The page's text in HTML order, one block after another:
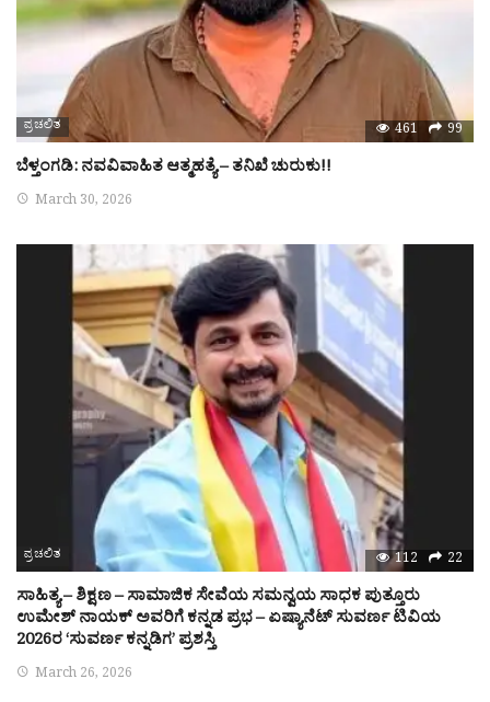
ಪ್ರಚಲಿತ 461 99
ಬೆಳ್ತಂಗಡಿ: ನವವಿವಾಹಿತ ಆತ್ಮಹತ್ಯೆ – ತನಿಖೆ ಚುರುಕು!!
March 30, 2026
ಪ್ರಚಲಿತ 112 22
ಸಾಹಿತ್ಯ – ಶಿಕ್ಷಣ – ಸಾಮಾಜಿಕ ಸೇವೆಯ ಸಮನ್ವಯ ಸಾಧಕ ಪುತ್ತೂರು
ಉಮೇಶ್ ನಾಯಕ್ ಅವರಿಗೆ ಕನ್ನಡ ಪ್ರಭ – ಏಷ್ಯಾನೆಟ್ ಸುವರ್ಣ ಟಿವಿಯ
2026ರ ‘ಸುವರ್ಣ ಕನ್ನಡಿಗ’ ಪ್ರಶಸ್ತಿ
March 26, 2026